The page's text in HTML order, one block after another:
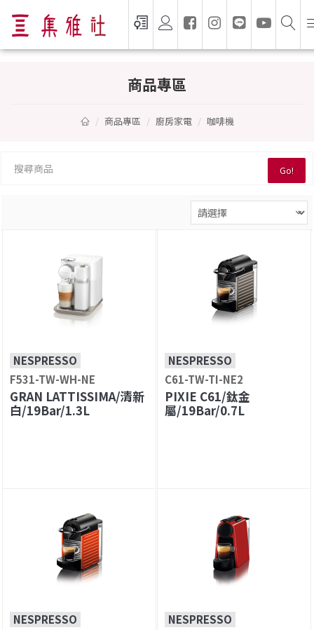
咖啡機 — 集雅社推薦選購
商品專區
商品專區 廚房家電 咖啡機
Go!
NESPRESSO
F531-TW-WH-NE
GRAN LATTISSIMA/清新
白/19Bar/1.3L
NESPRESSO
C61-TW-TI-NE2
PIXIE C61/鈦金
屬/19Bar/0.7L
NESPRESSO
NESPRESSO